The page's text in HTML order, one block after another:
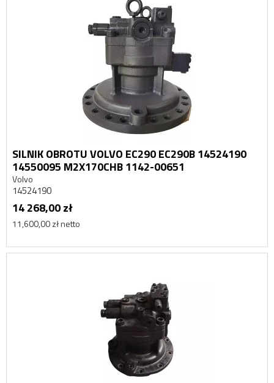
SILNIK OBROTU VOLVO EC290 EC290B 14524190
14550095 M2X170CHB 1142-00651
Volvo
14524190
14 268,00 zł
11,600,00 zł netto